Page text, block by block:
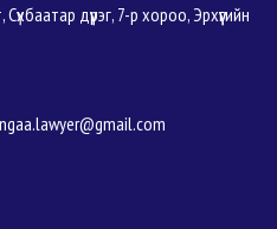
дүүрэг, 7-р хороо, Эрхүүгийн